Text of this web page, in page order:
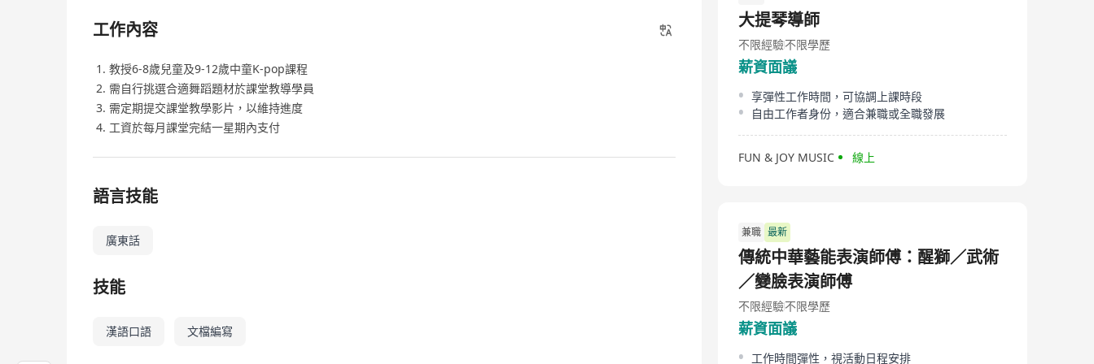
工作內容
教授6-8歲兒童及9-12歲中童K-pop課程
需自行挑選合適舞蹈題材於課堂教導學員
需定期提交課堂教學影片，以維持進度
工資於每月課堂完結一星期內支付
語言技能
廣東話
技能
漢語口語 文檔編寫
大提琴導師
不限經驗不限學歷
薪資面議
享彈性工作時間，可協調上課時段
自由工作者身份，適合兼職或全職發展
FUN & JOY MUSIC 線上
兼職 最新
傳統中華藝能表演師傅：醒獅／武術
／變臉表演師傅
不限經驗不限學歷
薪資面議
工作時間彈性，視活動日程安排